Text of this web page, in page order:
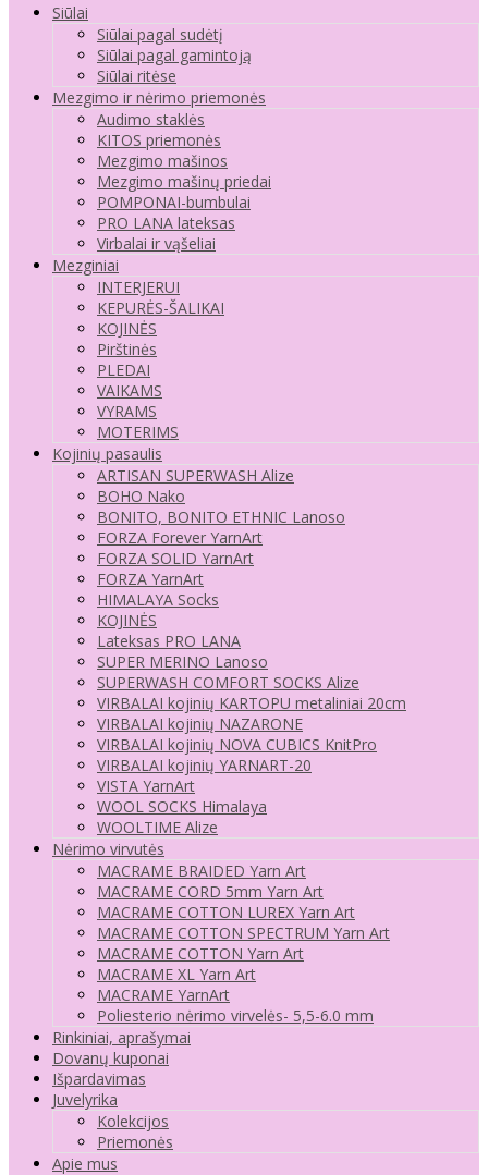
Siūlai
Siūlai pagal sudėtį
Siūlai pagal gamintoją
Siūlai ritėse
Mezgimo ir nėrimo priemonės
Audimo staklės
KITOS priemonės
Mezgimo mašinos
Mezgimo mašinų priedai
POMPONAI-bumbulai
PRO LANA lateksas
Virbalai ir vąšeliai
Mezginiai
INTERJERUI
KEPURĖS-ŠALIKAI
KOJINĖS
Pirštinės
PLEDAI
VAIKAMS
VYRAMS
MOTERIMS
Kojinių pasaulis
ARTISAN SUPERWASH Alize
BOHO Nako
BONITO, BONITO ETHNIC Lanoso
FORZA Forever YarnArt
FORZA SOLID YarnArt
FORZA YarnArt
HIMALAYA Socks
KOJINĖS
Lateksas PRO LANA
SUPER MERINO Lanoso
SUPERWASH COMFORT SOCKS Alize
VIRBALAI kojinių KARTOPU metaliniai 20cm
VIRBALAI kojinių NAZARONE
VIRBALAI kojinių NOVA CUBICS KnitPro
VIRBALAI kojinių YARNART-20
VISTA YarnArt
WOOL SOCKS Himalaya
WOOLTIME Alize
Nėrimo virvutės
MACRAME BRAIDED Yarn Art
MACRAME CORD 5mm Yarn Art
MACRAME COTTON LUREX Yarn Art
MACRAME COTTON SPECTRUM Yarn Art
MACRAME COTTON Yarn Art
MACRAME XL Yarn Art
MACRAME YarnArt
Poliesterio nėrimo virvelės- 5,5-6.0 mm
Rinkiniai, aprašymai
Dovanų kuponai
Išpardavimas
Juvelyrika
Kolekcijos
Priemonės
Apie mus